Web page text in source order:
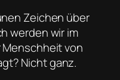
Zeichen über
werden wir im
Menschheit von
Nicht ganz.